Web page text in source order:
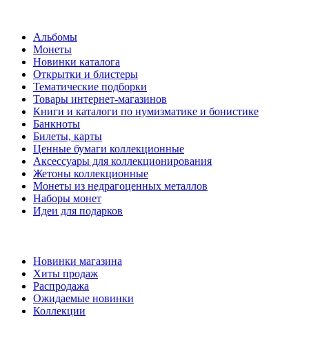
Альбомы
Монеты
Новинки каталога
Открытки и блистеры
Тематические подборки
Товары интернет-магазинов
Книги и каталоги по нумизматике и бонистике
Банкноты
Билеты, карты
Ценные бумаги коллекционные
Аксессуары для коллекционирования
Жетоны коллекционные
Монеты из недрагоценных металлов
Наборы монет
Идеи для подарков
Новинки магазина
Хиты продаж
Распродажа
Ожидаемые новинки
Коллекции